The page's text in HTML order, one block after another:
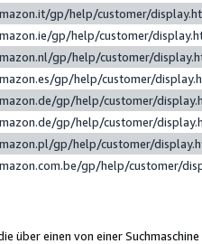
gp/help/customer/
gp/help/customer/
gp/help/customer/
gp/help/customer/
gp/help/customer/
gp/help/customer/
gp/help/customer/
gp/help/customer/
über einen von einer